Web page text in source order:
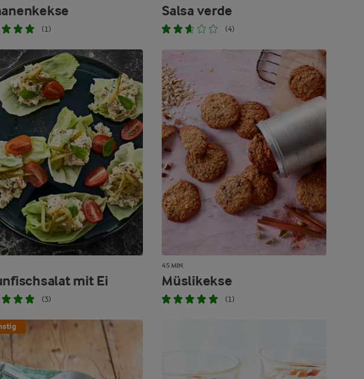
(1)
Salsa verde
(4)
mit Ei
(3)
45 MIN.
Müslikekse
(1)